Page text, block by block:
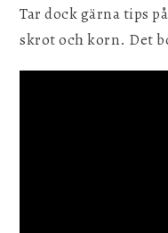
Tar dock gärna tips
skrot och korn. Det